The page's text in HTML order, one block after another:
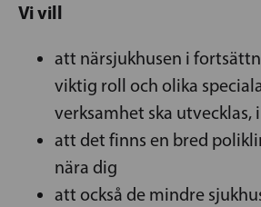
Vi vill
att närsjukhusen i
viktig roll och olika
verksamhet ska utvecklas,
att det finns en bred
nära dig
att också de mindre